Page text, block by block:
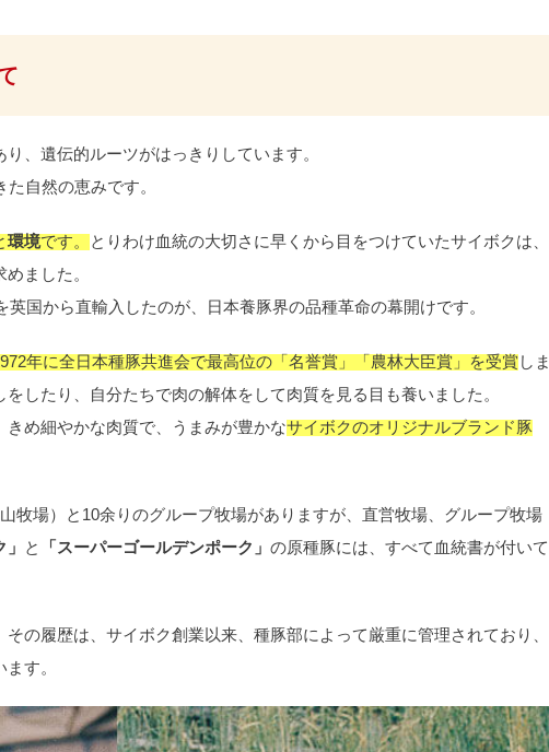
、遺伝的ルーツがはっきりしています。
自然の恵みです。
環境です。
とりわけ血統の大切さに早くから目をつけていたサイボクは、
ました。
国から直輸入したのが、日本養豚界の品種革命の幕開けです。
年に全日本種豚共進会で最高位の「名誉賞」「農林大臣賞」を受賞 しま
したり、自分たちで肉の解体をして肉質を見る目も養いました。
め細やかな肉質で、うまみが豊かなサイボクのオリジナルブランド豚
牧場）と10余りのグループ牧場がありますが、直営牧場、グループ牧場
と 「スーパーゴールデンポーク」 の原種豚には、すべて血統書が付いて
の履歴は、サイボク創業以来、種豚部によって厳重に管理されており、
す。